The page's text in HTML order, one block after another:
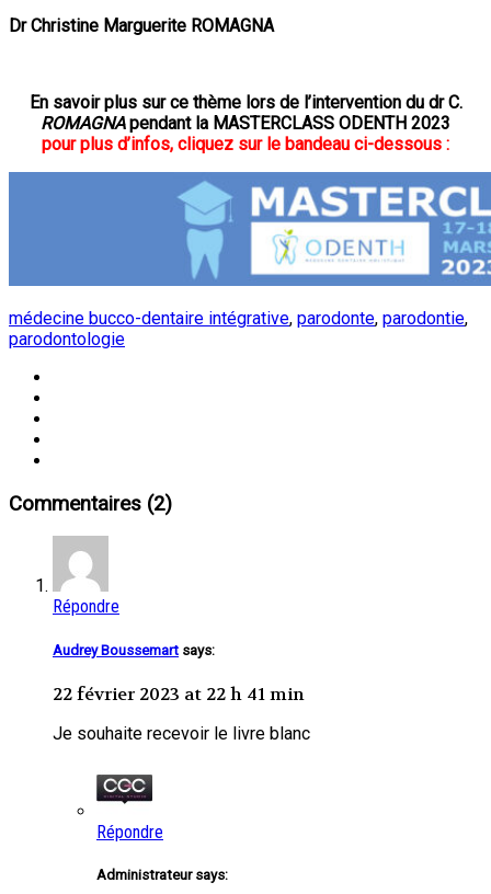
Dr Christine Marguerite ROMAGNA
En savoir plus sur ce thème lors de l’intervention du dr C.
ROMAGNApendant la MASTERCLASS ODENTH 2023
pour plus d’infos, cliquez sur le bandeau ci-dessous :
médecine bucco-dentaire intégrative, parodonte, parodontie,
parodontologie
Commentaires (2)
Répondre
Audrey Boussemart says:
22 février 2023 at 22 h 41 min
Je souhaite recevoir le livre blanc
Répondre
Administrateur says: